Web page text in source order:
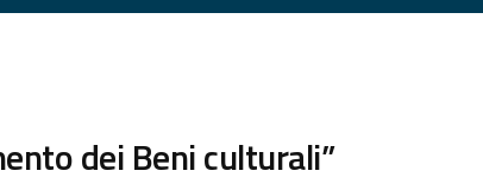
dei Beni culturali”